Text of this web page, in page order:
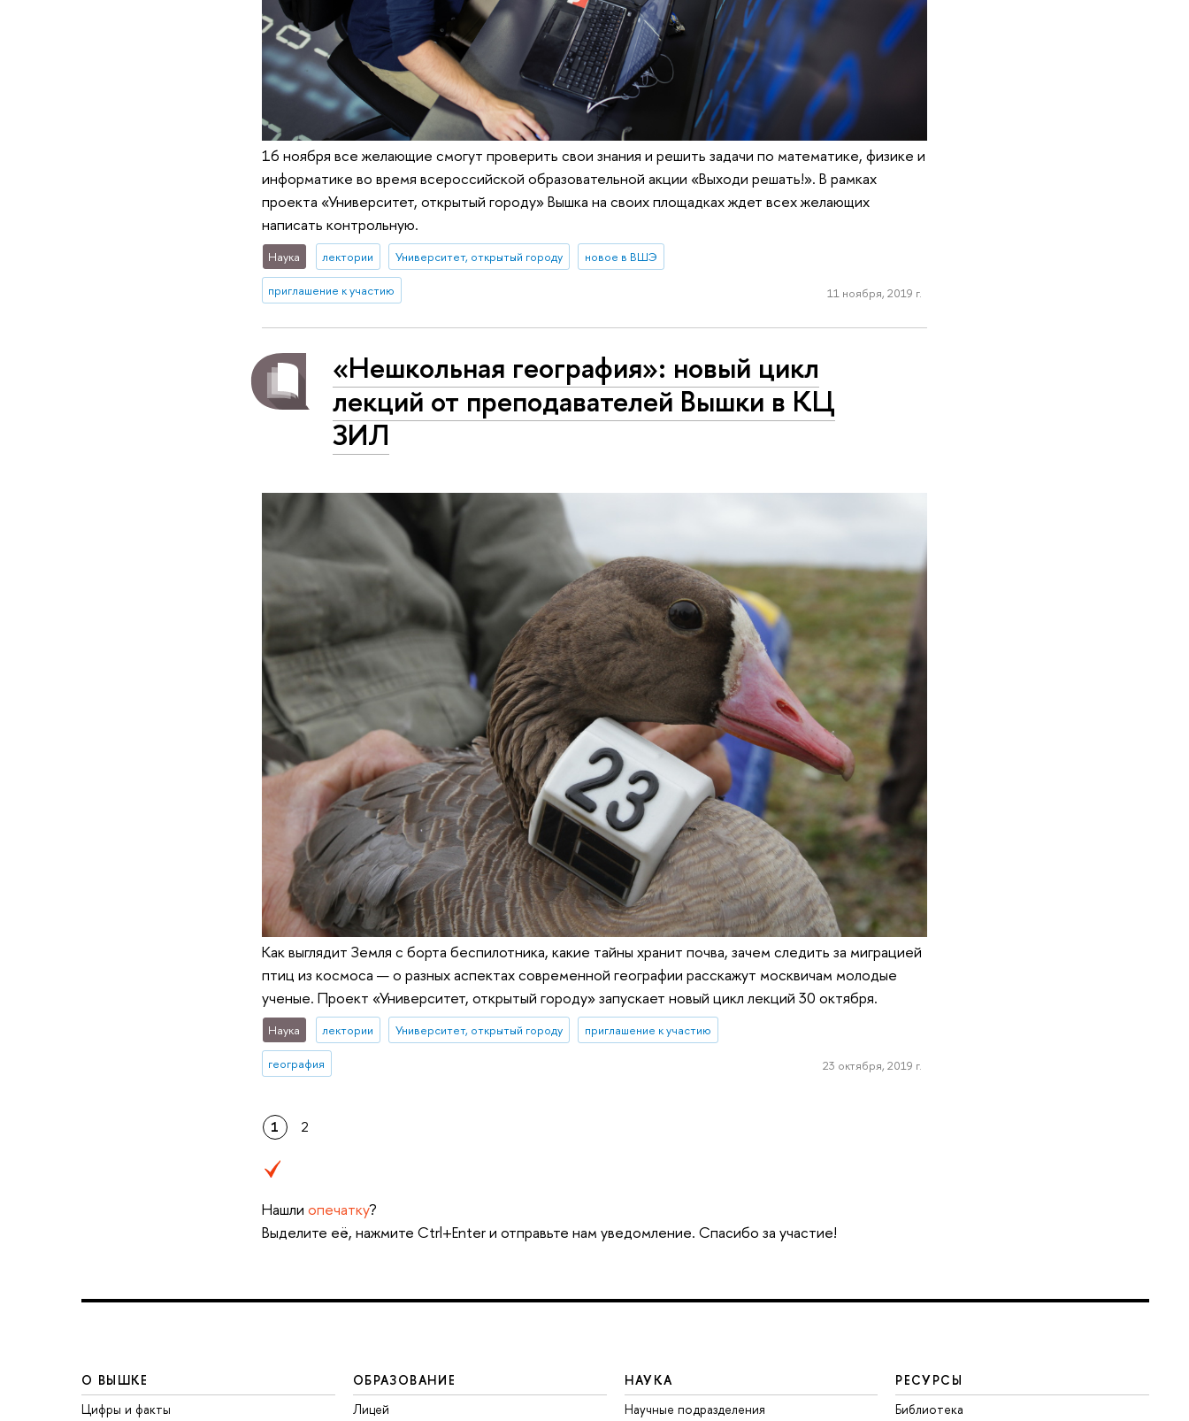
16 ноября все желающие смогут проверить свои знания и решить задачи по математике, физике и
информатике во время всероссийской образовательной акции «Выходи решать!». В рамках
проекта «Университет, открытый городу» Вышка на своих площадках ждет всех желающих
написать контрольную.
Наука лектории Университет, открытый городу новое в ВШЭ
приглашение к участию 11 ноября, 2019 г.
«Нешкольная география»: новый цикл
лекций от преподавателей Вышки в КЦ
ЗИЛ
Как выглядит Земля с борта беспилотника, какие тайны хранит почва, зачем следить за миграцией
птиц из космоса — о разных аспектах современной географии расскажут москвичам молодые
ученые. Проект «Университет, открытый городу» запускает новый цикл лекций 30 октября.
Наука лектории Университет, открытый городу приглашение к участию
география 23 октября, 2019 г.
1 2
Нашли опечатку?
Выделите её, нажмите Ctrl+Enter и отправьте нам уведомление. Спасибо за участие!
О ВЫШКЕ
Цифры и факты
ОБРАЗОВАНИЕ
Лицей
НАУКА
Научные подразделения
РЕСУРСЫ
Библиотека